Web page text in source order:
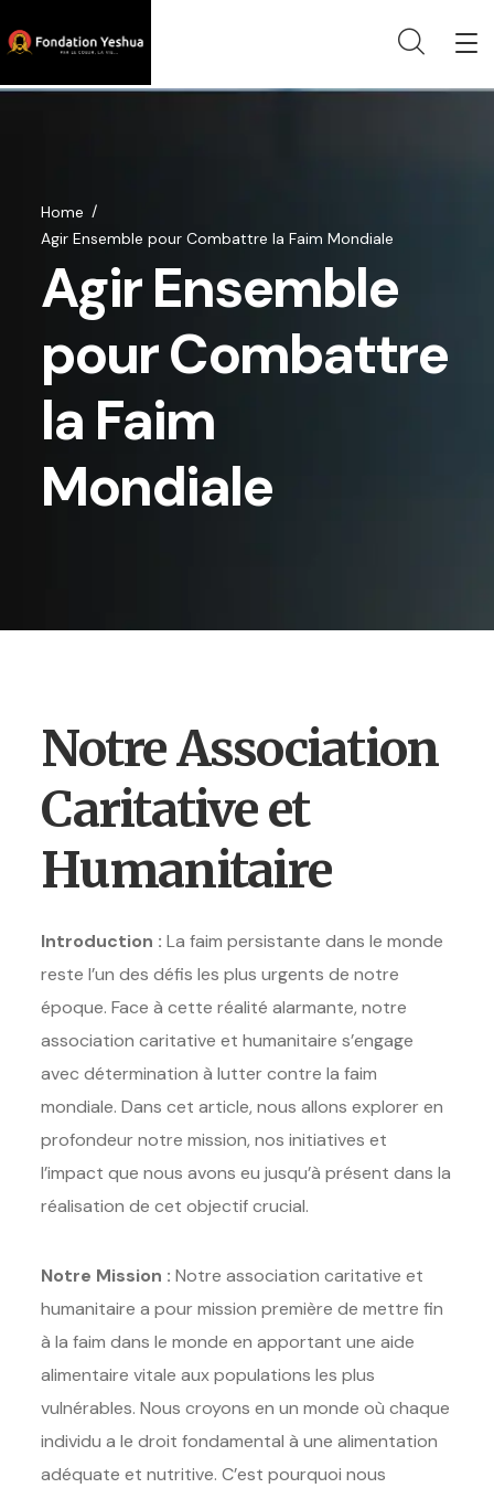
Agir Ensemble
pour Combattre
la Faim
Mondiale
Home
Agir Ensemble pour Combattre la Faim Mondiale
Notre Association
Caritative et
Humanitaire
Introduction : La faim persistante dans le monde
reste l’un des défis les plus urgents de notre
époque. Face à cette réalité alarmante, notre
association caritative et humanitaire s’engage
avec détermination à lutter contre la faim
mondiale. Dans cet article, nous allons explorer en
profondeur notre mission, nos initiatives et
l’impact que nous avons eu jusqu’à présent dans la
réalisation de cet objectif crucial.
Notre Mission : Notre association caritative et
humanitaire a pour mission première de mettre fin
à la faim dans le monde en apportant une aide
alimentaire vitale aux populations les plus
vulnérables. Nous croyons en un monde où chaque
individu a le droit fondamental à une alimentation
adéquate et nutritive. C’est pourquoi nous